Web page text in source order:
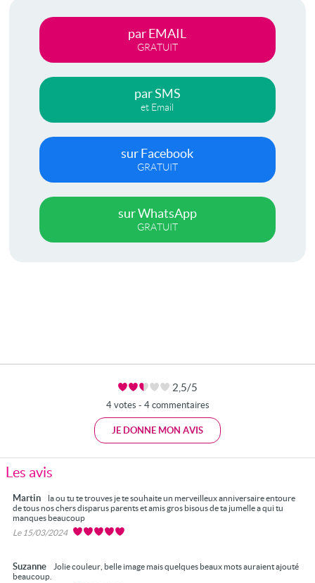
par EMAIL
GRATUIT
par SMS
et Email
sur Facebook
GRATUIT
sur WhatsApp
GRATUIT
2,5/5
4 votes - 4 commentaires
JE DONNE MON AVIS
Les avis
Martin
la ou tu te trouves je te souhaite un merveilleux anniversaire entoure
de tous nos chers disparus parents et amis gros bisous de ta jumelle a qui tu
manques beaucoup
Le 15/03/2024
Suzanne
Jolie couleur, belle image mais quelques beaux mots auraient ajouté
beaucoup.